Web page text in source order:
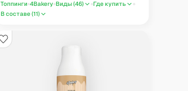
Топпинги 4Bakery Виды (46)
Где купить
В составе (11)